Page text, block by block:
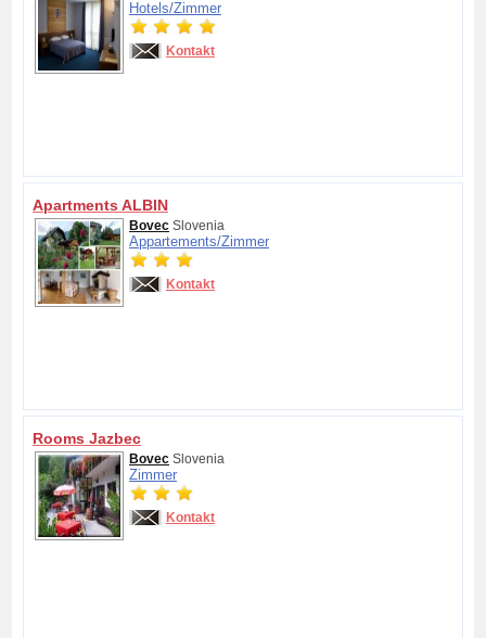
Hotels/Zimmer
Kontakt
Apartments ALBIN
Bovec Slovenia
Appartements/Zimmer
Kontakt
Rooms Jazbec
Bovec Slovenia
Zimmer
Kontakt